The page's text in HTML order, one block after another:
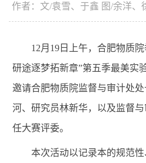
作者： 文/袁雪、于鑫 图/余洋、
12月 19 日上午，合肥物质院
研途逐梦拓新章”第五季最美实
邀请合肥物质院监督与审计处处
河、 研究员林新华，以及监督
任大赛评委。
本次活动以记录本的规范